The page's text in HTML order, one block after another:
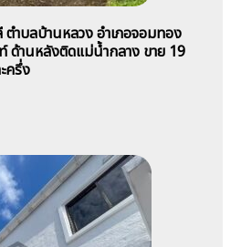
ตำบลบ้านหลวง อำเภอจอมทอง
านหลังติดแม่น้ำกลาง ขาย 19
ครึ่ง